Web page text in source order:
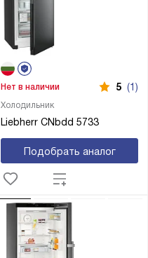
Холодильник
Liebherr CNbdd 5733
Нет в наличии 5 (1)
Подобрать аналог